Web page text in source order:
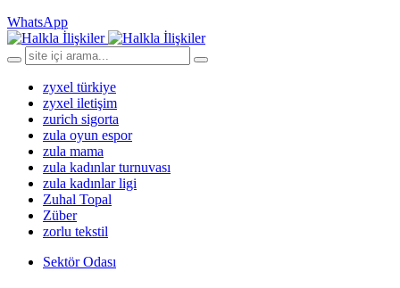
WhatsApp
zyxel türkiye
zyxel iletişim
zurich sigorta
zula oyun espor
zula mama
zula kadınlar turnuvası
zula kadınlar ligi
Zuhal Topal
Züber
zorlu tekstil
Sektör Odası